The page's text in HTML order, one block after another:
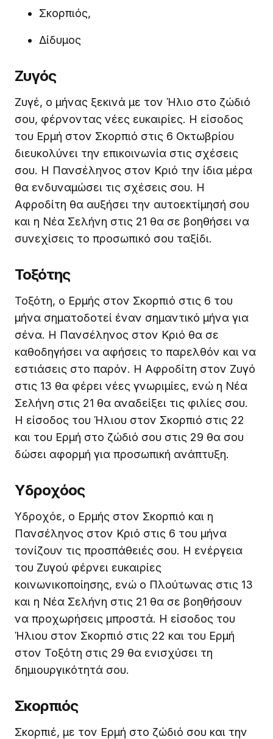
Σκορπιός,
Δίδυμος
Ζυγός
Ζυγέ, ο μήνας ξεκινά με τον Ήλιο στο ζώδιό
σου, φέρνοντας νέες ευκαιρίες. Η είσοδος
του Ερμή στον Σκορπιό στις 6 Οκτωβρίου
διευκολύνει την επικοινωνία στις σχέσεις
σου. Η Πανσέληνος στον Κριό την ίδια μέρα
θα ενδυναμώσει τις σχέσεις σου. Η
Αφροδίτη θα αυξήσει την αυτοεκτίμησή σου
και η Νέα Σελήνη στις 21 θα σε βοηθήσει να
συνεχίσεις το προσωπικό σου ταξίδι.
Τοξότης
Τοξότη, ο Ερμής στον Σκορπιό στις 6 του
μήνα σηματοδοτεί έναν σημαντικό μήνα για
σένα. Η Πανσέληνος στον Κριό θα σε
καθοδηγήσει να αφήσεις το παρελθόν και να
εστιάσεις στο παρόν. Η Αφροδίτη στον Ζυγό
στις 13 θα φέρει νέες γνωριμίες, ενώ η Νέα
Σελήνη στις 21 θα αναδείξει τις φιλίες σου.
Η είσοδος του Ήλιου στον Σκορπιό στις 22
και του Ερμή στο ζώδιό σου στις 29 θα σου
δώσει αφορμή για προσωπική ανάπτυξη.
Υδροχόος
Υδροχόε, ο Ερμής στον Σκορπιό και η
Πανσέληνος στον Κριό στις 6 του μήνα
τονίζουν τις προσπάθειές σου. Η ενέργεια
του Ζυγού φέρνει ευκαιρίες
κοινωνικοποίησης, ενώ ο Πλούτωνας στις 13
και η Νέα Σελήνη στις 21 θα σε βοηθήσουν
να προχωρήσεις μπροστά. Η είσοδος του
Ήλιου στον Σκορπιό στις 22 και του Ερμή
στον Τοξότη στις 29 θα ενισχύσει τη
δημιουργικότητά σου.
Σκορπιός
Σκορπιέ, με τον Ερμή στο ζώδιό σου και την